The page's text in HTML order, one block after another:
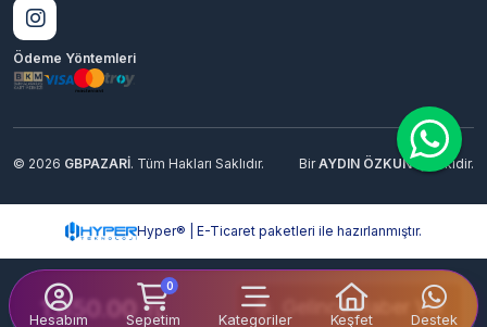
1,650.00 TL Gelince Haber Ver
Hesabım
0
Sepetim Kategoriler Keşfet Destek
Ödeme Yöntemleri
© 2026 GBPAZARİ. Tüm Hakları Saklıdır. BirAYDIN ÖZKUNİştirakidir.
Hyper® | E-Ticaret paketleri ile hazırlanmıştır.